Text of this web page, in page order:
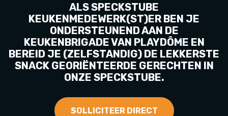
ALS SPECKSTUBE
KEUKENMEDEWERK(ST)ER BEN JE
ONDERSTEUNEND AAN DE
KEUKENBRIGADE VAN PLAYDÔME EN
BEREID JE (ZELFSTANDIG) DE LEKKERSTE
SNACK GEORIËNTEERDE GERECHTEN IN
ONZE SPECKSTUBE.
SOLLICITEER DIRECT